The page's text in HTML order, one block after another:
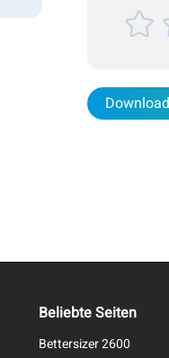
Beliebte Seiten
Bettersizer 2600